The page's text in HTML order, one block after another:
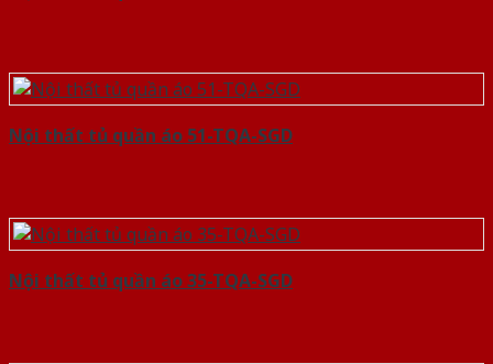
Nội thất tủ quần áo 51-TQA-SGD
Nội thất tủ quần áo 35-TQA-SGD